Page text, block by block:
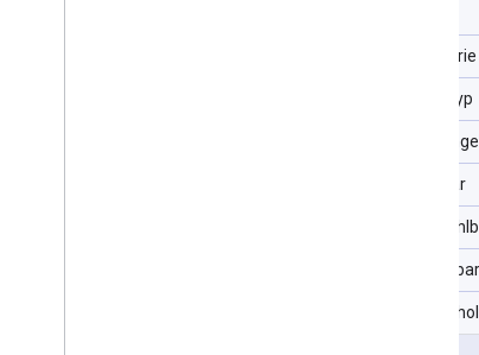
Kategorie
Datentyp
URL
Filterbar
Sortierbar